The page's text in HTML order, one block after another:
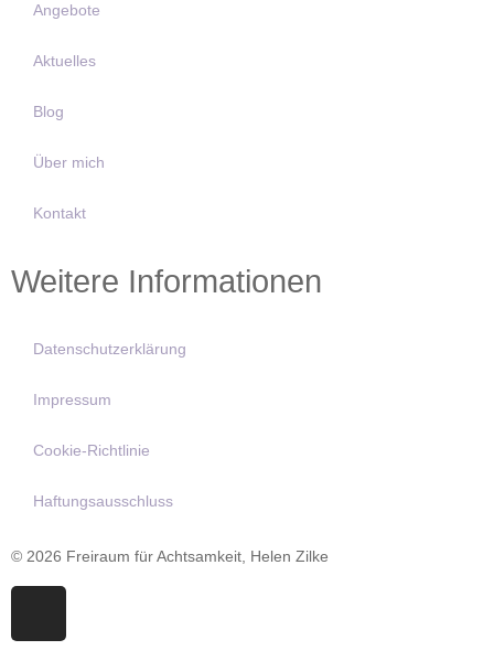
Angebote
Aktuelles
Blog
Über mich
Kontakt
Weitere Informationen
Datenschutzerklärung
Impressum
Cookie-Richtlinie
Haftungsausschluss
© 2026 Freiraum für Achtsamkeit, Helen Zilke